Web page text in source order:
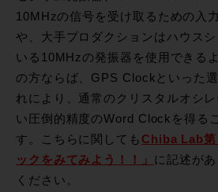
10MHzの信号を受け取るための入
や、大手プロダクションはハウス
いる10MHzの発振器を使用できる
の方ならば、GPS Clockといった
れにより、通常のクリスタルオシ
い圧倒的精度のWord Clockを得る
す。こちらに関しても Chiba Lab第
ックをみてみよう！！」 に記述が
ください。